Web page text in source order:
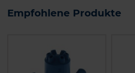
Empfohlene Produkte